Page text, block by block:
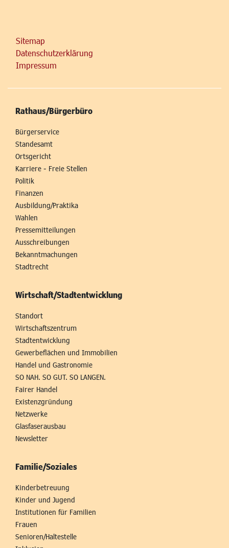
Sitemap
Datenschutzerklärung
Impressum
Rathaus/Bürgerbüro
Bürgerservice
Standesamt
Ortsgericht
Karriere - Freie Stellen
Politik
Finanzen
Ausbildung/Praktika
Wahlen
Pressemitteilungen
Ausschreibungen
Bekanntmachungen
Stadtrecht
Wirtschaft/Stadtentwicklung
Standort
Wirtschaftszentrum
Stadtentwicklung
Gewerbeflächen und Immobilien
Handel und Gastronomie
SO NAH. SO GUT. SO LANGEN.
Fairer Handel
Existenzgründung
Netzwerke
Glasfaserausbau
Newsletter
Familie/Soziales
Kinderbetreuung
Kinder und Jugend
Institutionen für Familien
Frauen
Senioren/Haltestelle